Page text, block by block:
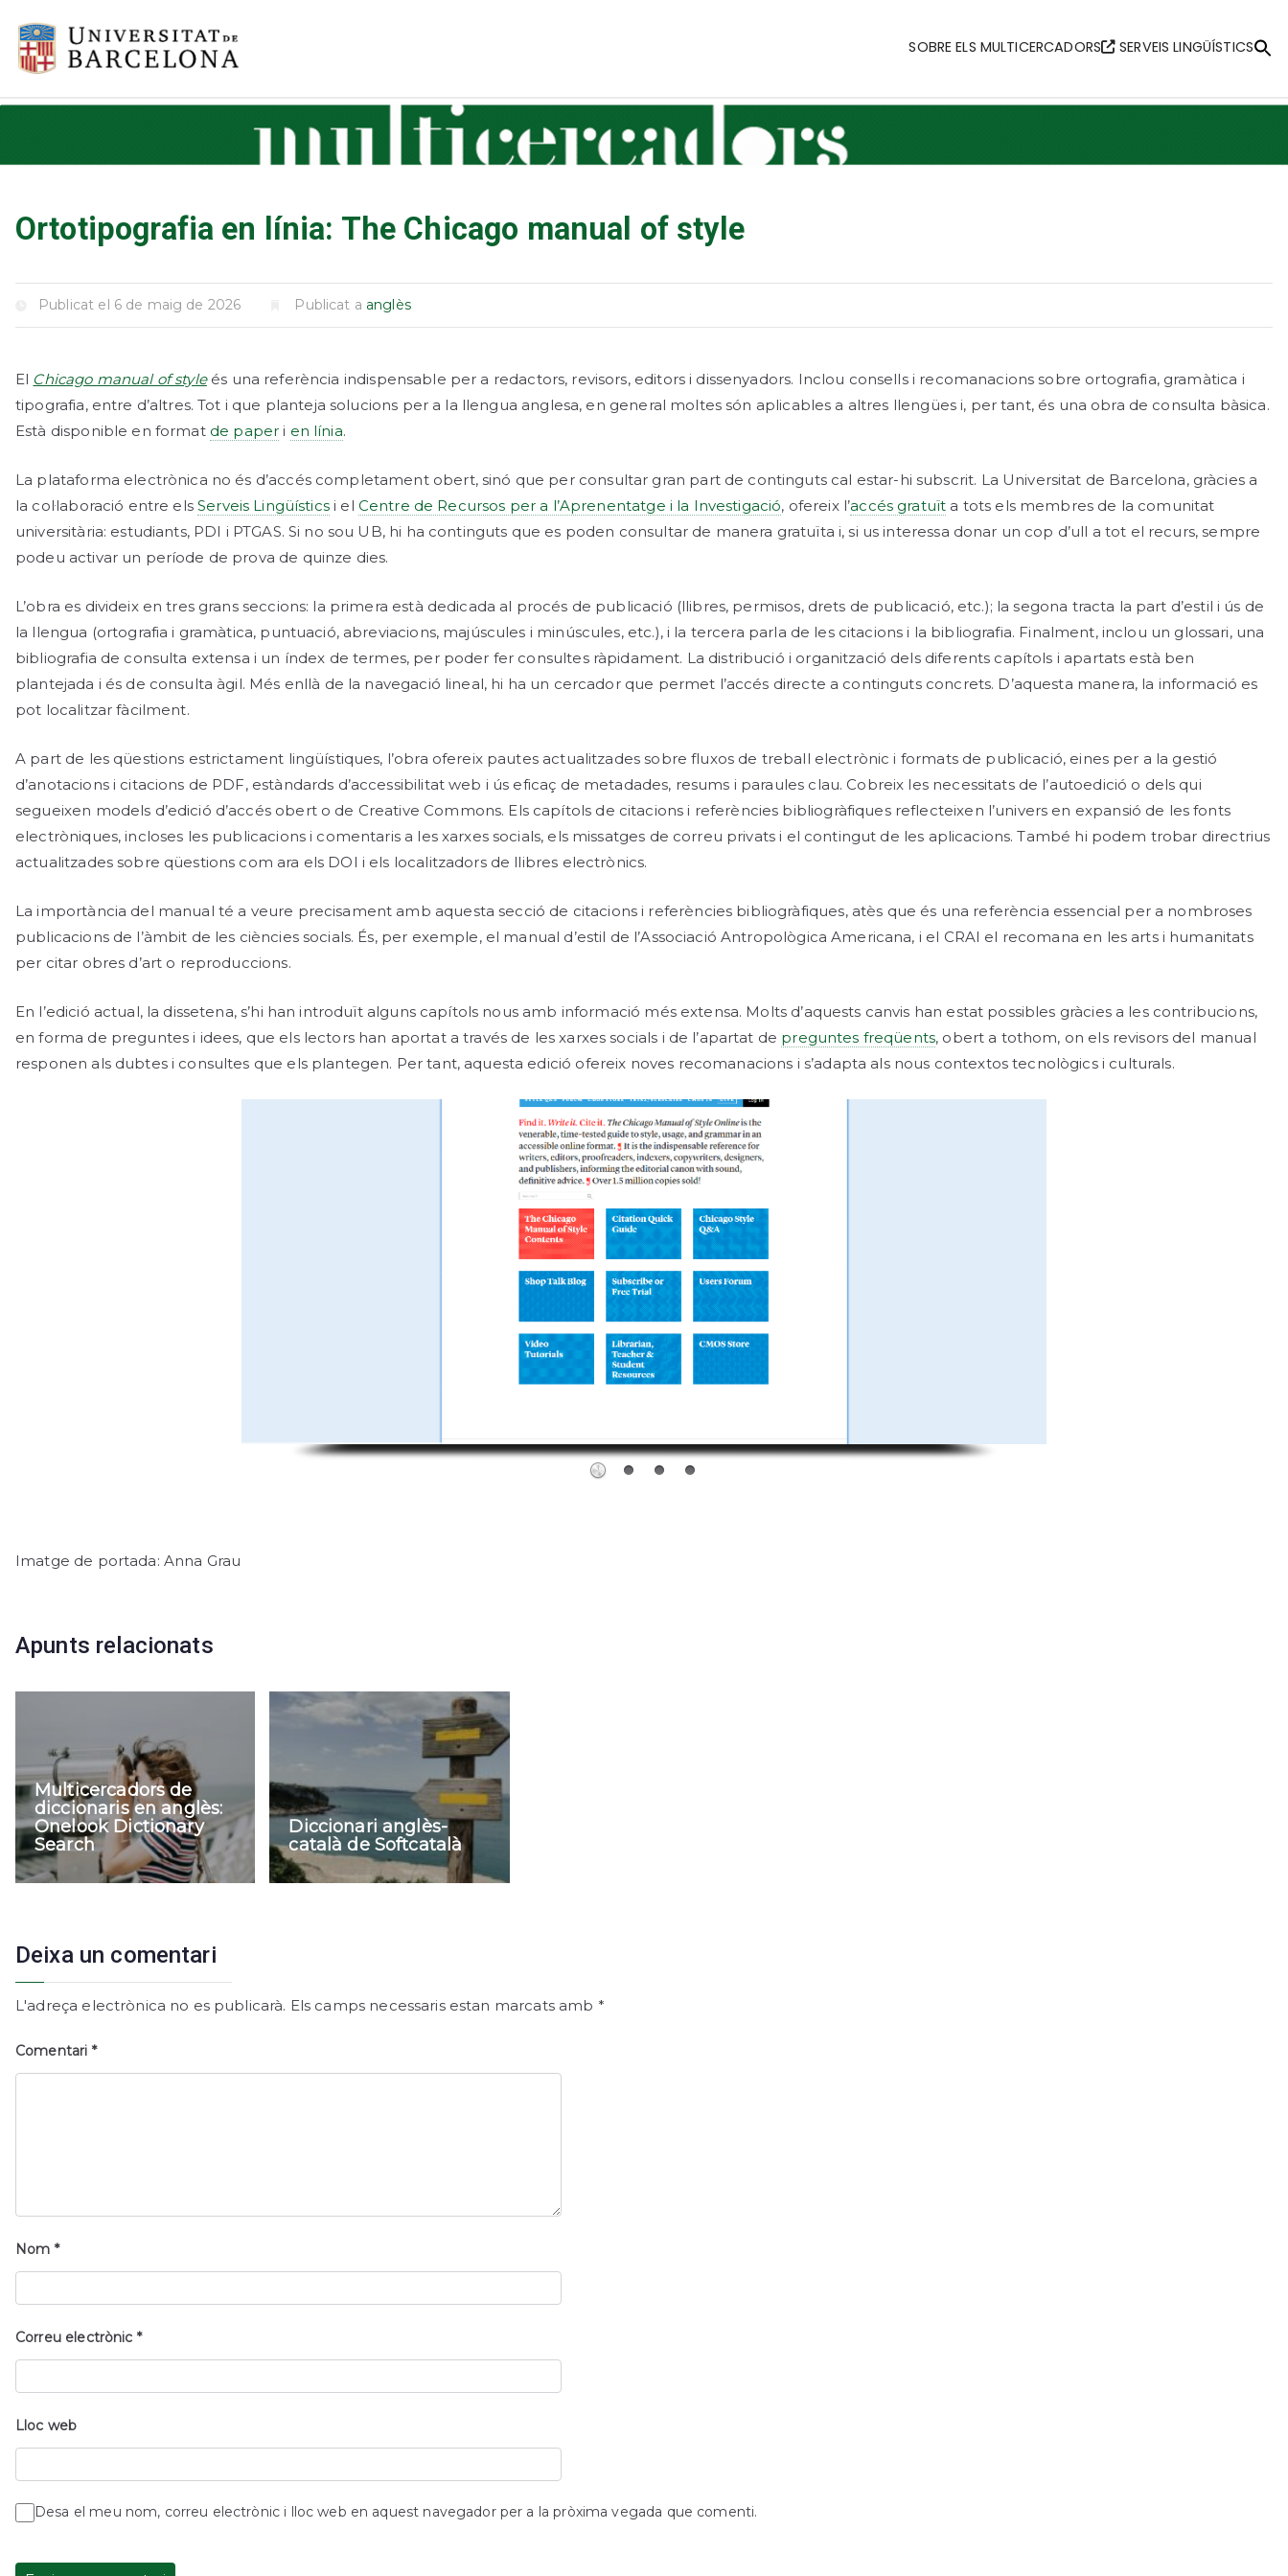
contingut
SOBRE ELS MULTICERCADORS SERVEIS LINGÜÍSTICS
Ortotipografia en línia: The Chicago manual of style
Publicat el 6 de maig de 2026 Publicat a anglès
El Chicago manual of styleés una referència indispensable per a redactors, revisors, editors i dissenyadors. Inclou consells i recomanacions sobre ortografia, gramàtica i
tipografia, entre d’altres. Tot i que planteja solucions per a la llengua anglesa, en general moltes són aplicables a altres llengües i, per tant, és una obra de consulta bàsica.
Està disponible en format de paper i en línia.
La plataforma electrònica no és d’accés completament obert, sinó que per consultar gran part de continguts cal estar-hi subscrit. La Universitat de Barcelona, gràcies a
la col·laboració entre elsServeis Lingüísticsi el Centre de Recursos per a l’Aprenentatge i la Investigació, ofereix l’accés gratuït a tots els membres de la comunitat
universitària: estudiants, PDI i PTGAS. Si no sou UB, hi ha continguts que es poden consultar de manera gratuïta i, si us interessa donar un cop d’ull a tot el recurs, sempre
podeu activar un període de prova de quinze dies.
L’obra es divideix en tres grans seccions: la primera està dedicada al procés de publicació (llibres, permisos, drets de publicació, etc.); la segona tracta la part d’estil i ús de
la llengua (ortografia i gramàtica, puntuació, abreviacions, majúscules i minúscules, etc.), i la tercera parla de les citacions i la bibliografia. Finalment, inclou un glossari, una
bibliografia de consulta extensa i un índex de termes, per poder fer consultes ràpidament. La distribució i organització dels diferents capítols i apartats està ben
plantejada i és de consulta àgil. Més enllà de la navegació lineal, hi ha un cercador que permet l’accés directe a continguts concrets. D’aquesta manera, la informació es
pot localitzar fàcilment.
A part de les qüestions estrictament lingüístiques, l’obra ofereix pautes actualitzades sobre fluxos de treball electrònic i formats de publicació, eines per a la gestió
d’anotacions i citacions de PDF, estàndards d’accessibilitat web i ús eficaç de metadades, resums i paraules clau. Cobreix les necessitats de l’autoedició o dels qui
segueixen models d’edició d’accés obert o de Creative Commons. Els capítols de citacions i referències bibliogràfiques reflecteixen l’univers en expansió de les fonts
electròniques, incloses les publicacions i comentaris a les xarxes socials, els missatges de correu privats i el contingut de les aplicacions. També hi podem trobar directrius
actualitzades sobre qüestions com ara els DOI i els localitzadors de llibres electrònics.
La importància del manual té a veure precisament amb aquesta secció de citacions i referències bibliogràfiques, atès que és una referència essencial per a nombroses
publicacions de l’àmbit de les ciències socials. És, per exemple, el manual d’estil de l’Associació Antropològica Americana, i el CRAI el recomana en les arts i humanitats
per citar obres d’art o reproduccions.
En l’edició actual, la dissetena, s’hi han introduït alguns capítols nous amb informació més extensa. Molts d’aquests canvis han estat possibles gràcies a les contribucions,
en forma de preguntes i idees, que els lectors han aportat a través de les xarxes socials i de l’apartat de preguntes freqüents, obert a tothom, on els revisors del manual
responen als dubtes i consultes que els plantegen. Per tant, aquesta edició ofereix noves recomanacions i s’adapta als nous contextos tecnològics i culturals.
Imatge de portada: Anna Grau
Apunts relacionats
Multicercadors de
diccionaris en anglès:
Onelook Dictionary
Search
Diccionari anglès-
català de Softcatalà
Deixa un comentari
L'adreça electrònica no es publicarà. Els camps necessaris estan marcats amb *
Comentari *
Nom *
Correu electrònic *
Lloc web
Desa el meu nom, correu electrònic i lloc web en aquest navegador per a la pròxima vegada que comenti.